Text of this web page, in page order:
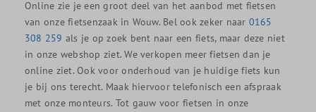
Online zie je een groot deel van het aanbod met fietsen
van onze fietsenzaak in Wouw. Bel ook zeker naar 0165
308 259 als je op zoek bent naar een fiets, maar deze niet
in onze webshop ziet. We verkopen meer fietsen dan je
online ziet. Ook voor onderhoud van je huidige fiets kun
je bij ons terecht. Maak hiervoor telefonisch een afspraak
met onze monteurs. Tot gauw voor fietsen in onze